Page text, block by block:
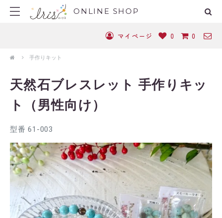
ONLINE SHOP
マイページ 0 0
手作りキット
天然石ブレスレット 手作りキッ
ト（男性向け）
型番 61-003